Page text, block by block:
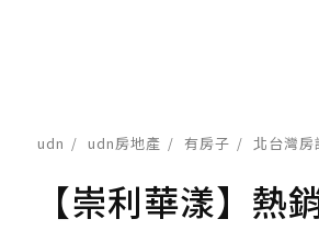
udn udn房地產 有房子 北台灣房
【崇利華漾】熱